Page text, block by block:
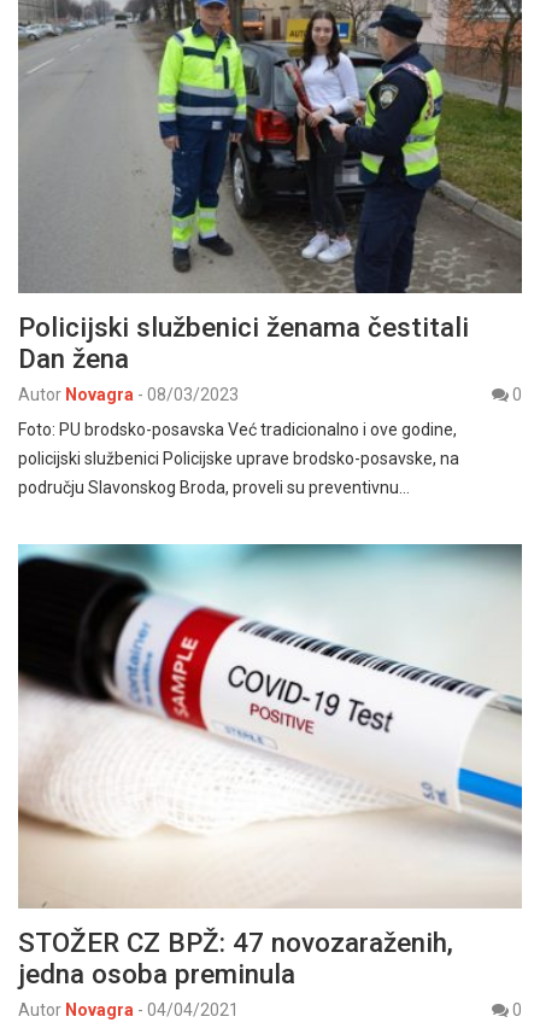
Policijski službenici ženama čestitali
Dan žena
Autor Novagra - 08/03/2023
0
Foto: PU brodsko-posavska Već tradicionalno i ove godine,
policijski službenici Policijske uprave brodsko-posavske, na
području Slavonskog Broda, proveli su preventivnu…
STOŽER CZ BPŽ: 47 novozaraženih,
jedna osoba preminula
Autor Novagra - 04/04/2021
0